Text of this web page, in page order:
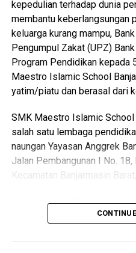
pungkasnya.
Tamu undangan dari jajaran
dewan pusat juga
Partisipasi dari berbagai
makin memperkuat jejaring
Keterbukaan informasi ini
kinerja Gubernur benar-benar
langsung oleh masyarakat.
Penulis : Ady Wiryawan
Editor : Ahmad
kepedulian terhadap dunia
membantu keberlangsungan
keluarga kurang mampu,
Pengumpul Zakat (UPZ)
Program Pendidikan
Maestro Islamic School
yatim/piatu dan berasal dari
SMK Maestro Islamic School
salah satu lembaga
naungan Yayasan Anggrek
Jalan Pembangunan I No.
Kecamatan Banjarmasin
“Saat ini, SMK Maestro
memiliki sekitar 457 siswa
dan berasal dari keluarga